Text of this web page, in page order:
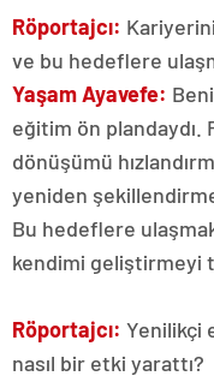
Röportajcı:
ve bu hedeflere
Yaşam Ayavefe:
eğitim ön
dönüşümü
yeniden
Bu hedeflere
kendimi geliştirmeyi
Röportajcı: Yenilikçi
nasıl bir etki yarattı?